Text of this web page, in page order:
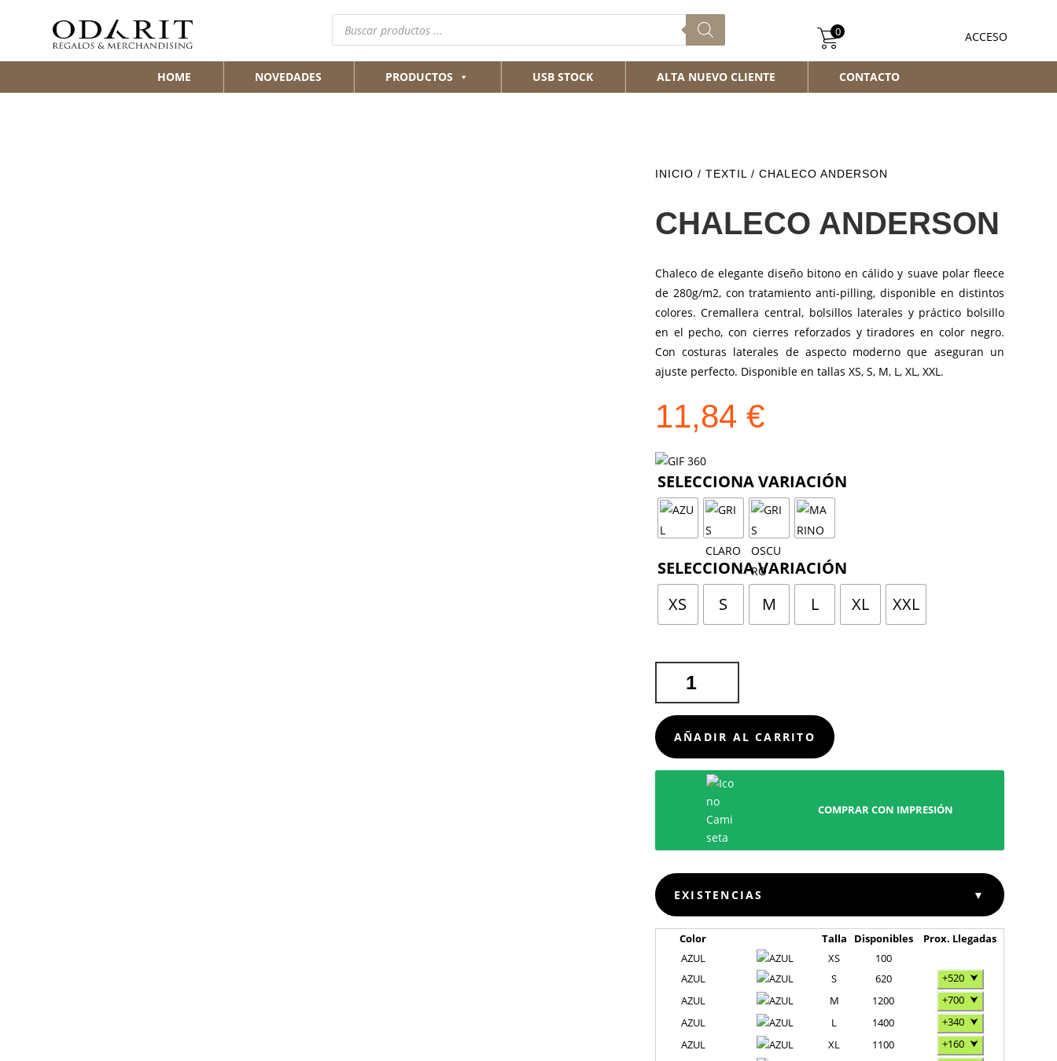
Búsqueda
productos ACCESO
0
HOME NOVEDADES PRODUCTOS USB STOCK ALTA NUEVO CLIENTE CONTACTO
INICIO / TEXTIL / CHALECO ANDERSON
CHALECO ANDERSON
Chaleco de elegante diseño bitono en cálido y suave polar fleece
de 280g/m2, con tratamiento anti-pilling, disponible en distintos
colores. Cremallera central, bolsillos laterales y práctico bolsillo
en el pecho, con cierres reforzados y tiradores en color negro.
Con costuras laterales de aspecto moderno que aseguran un
ajuste perfecto. Disponible en tallas XS, S, M, L, XL, XXL.
11,84 €
XS
S M L XL XXL
ANDERSON
CANTIDAD
AÑADIR AL CARRITO
COMPRAR CON IMPRESIÓN
EXISTENCIAS ▼
Color Talla Disponibles
Prox. Llegadas
AZUL
XS
100
AZUL
S 620 +520 ⮟
AZUL
M 1200 +700 ⮟
AZUL
L 1400 +340 ⮟
AZUL
XL 1100 +160 ⮟